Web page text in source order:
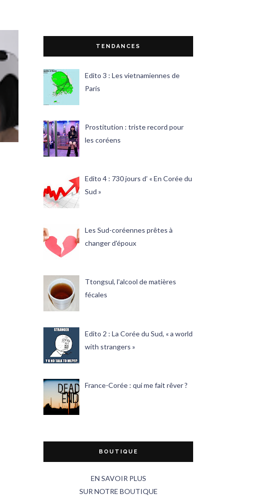
TENDANCES
Edito 3 : Les vietnamiennes de
Paris
Prostitution : triste record pour
les coréens
Edito 4 : 730 jours d’ « En Corée du
Sud »
Les Sud-coréennes prêtes à
changer d'époux
Ttongsul, l'alcool de matières
fécales
Edito 2 : La Corée du Sud, « a world
with strangers »
France-Corée : qui me fait rêver ?
BOUTIQUE
EN SAVOIR PLUS
SUR NOTRE BOUTIQUE